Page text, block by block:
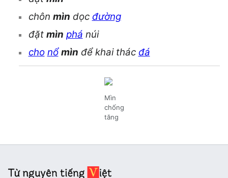
chôn mìn dọc đường
đặt mìn phá núi
cho nổ mìn để khai thác đá
Mìn
chống
tăng